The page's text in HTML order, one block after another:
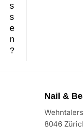
s
s
e
n
?
Nail &
8046